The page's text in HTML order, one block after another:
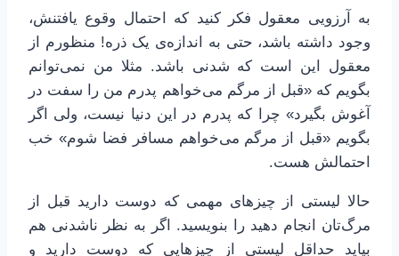
به آرزویی معقول فکر کنید که احتمال وقوع یافتنش،
وجود داشته باشد، حتی به اندازه‌ی یک ذره! منظورم از
معقول این است که شدنی باشد. مثلا من نمی‌توانم
بگویم که «قبل از مرگم می‌خواهم پدرم من را سفت در
آغوش بگیرد» چرا که پدرم در این دنیا نیست، ولی اگر
بگویم «قبل از مرگم می‌خواهم مسافر فضا شوم» خب
احتمالش هست.
حالا لیستی از چیزهای مهمی که دوست دارید قبل از
مرگ‌تان انجام دهید را بنویسید. اگر به نظر ناشدنی هم
بیاید حداقل لیستی از چیزهایی که دوست دارید و